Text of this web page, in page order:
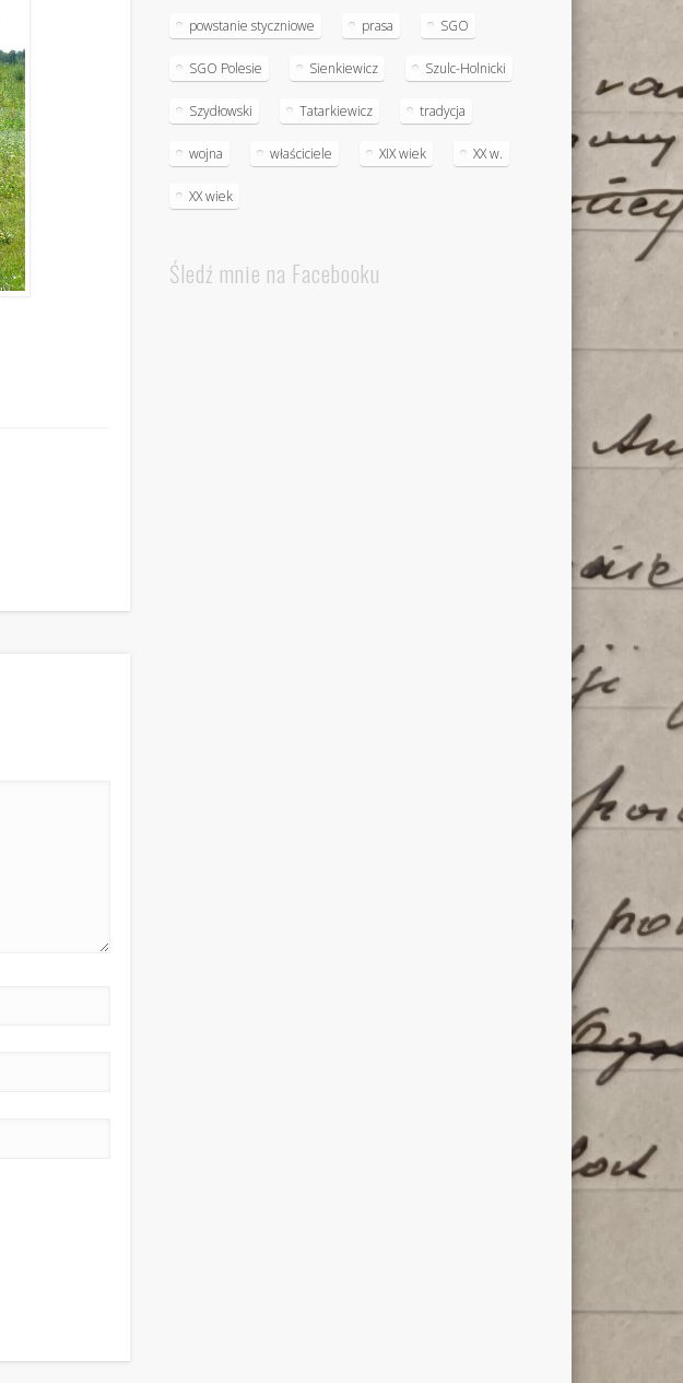
powstanie styczniowe prasa SGO
SGO Polesie Sienkiewicz Szulc-Holnicki
Szydłowski Tatarkiewicz tradycja
wojna właściciele XIX wiek XX w.
XX wiek
Śledź mnie na Facebooku